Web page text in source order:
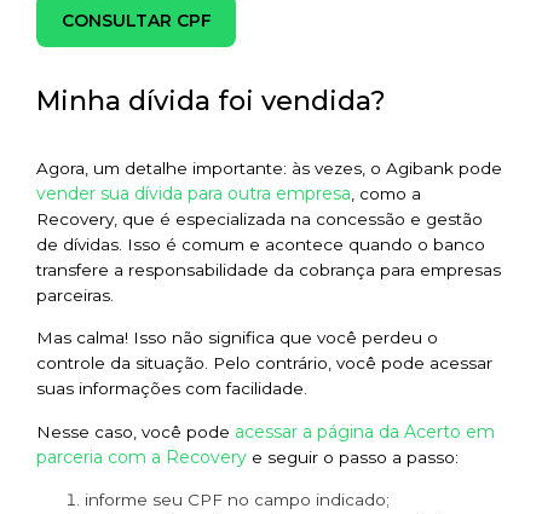
CONSULTAR CPF
Minha dívida foi vendida?
Agora, um detalhe importante: às vezes, o Agibank pode
vender sua dívida para outra empresa , como a
Recovery, que é especializada na concessão e gestão
de dívidas. Isso é comum e acontece quando o banco
transfere a responsabilidade da cobrança para empresas
parceiras.
Mas calma! Isso não significa que você perdeu o
controle da situação. Pelo contrário, você pode acessar
suas informações com facilidade.
Nesse caso, você pode acessar a página da Acerto em
parceria com a Recovery e seguir o passo a passo:
informe seu CPF no campo indicado;